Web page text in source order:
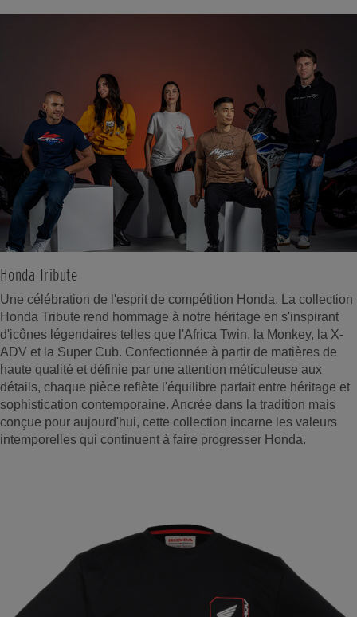
Honda Tribute
Une célébration de l'esprit de compétition Honda. La collection
Honda Tribute rend hommage à notre héritage en s'inspirant
d'icônes légendaires telles que l'Africa Twin, la Monkey, la X-
ADV et la Super Cub. Confectionnée à partir de matières de
haute qualité et définie par une attention méticuleuse aux
détails, chaque pièce reflète l'équilibre parfait entre héritage et
sophistication contemporaine. Ancrée dans la tradition mais
conçue pour aujourd'hui, cette collection incarne les valeurs
intemporelles qui continuent à faire progresser Honda.